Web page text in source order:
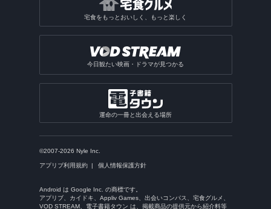
宅食をもっとおいしく、もっと楽しく
今日観たい映画・ドラマが見つかる
運命の一冊と出会える場所
©2007-2026 Nyle Inc.
アプリブ利用規約 個人情報保護方針
Android は Google Inc. の商標です。
アプリブ、カイドキ、Appliv Games、出会いコンパス、宅食グルメ、
VOD STREAM、電子書籍タウン は、掲載商品の提供元から紹介料等